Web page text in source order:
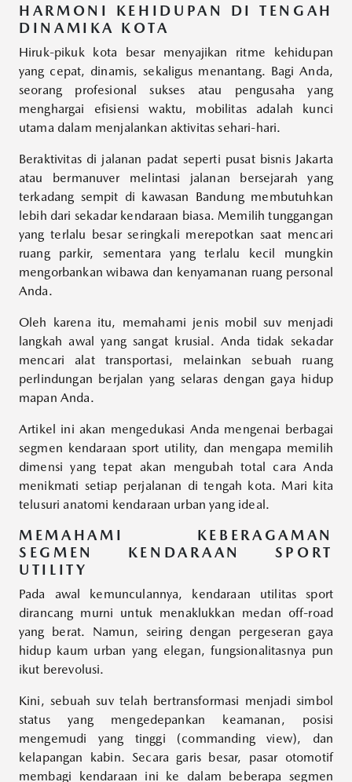
HARMONI KEHIDUPAN DI TENGAH
DINAMIKA KOTA
Hiruk-pikuk kota besar menyajikan ritme kehidupan
yang cepat, dinamis, sekaligus menantang. Bagi Anda,
seorang profesional sukses atau pengusaha yang
menghargai efisiensi waktu, mobilitas adalah kunci
utama dalam menjalankan aktivitas sehari-hari.
Beraktivitas di jalanan padat seperti pusat bisnis Jakarta
atau bermanuver melintasi jalanan bersejarah yang
terkadang sempit di kawasan Bandung membutuhkan
lebih dari sekadar kendaraan biasa. Memilih tunggangan
yang terlalu besar seringkali merepotkan saat mencari
ruang parkir, sementara yang terlalu kecil mungkin
mengorbankan wibawa dan kenyamanan ruang personal
Anda.
Oleh karena itu, memahami jenis mobil suvmenjadi
langkah awal yang sangat krusial. Anda tidak sekadar
mencari alat transportasi, melainkan sebuah ruang
perlindungan berjalan yang selaras dengan gaya hidup
mapan Anda.
Artikel ini akan mengedukasi Anda mengenai berbagai
segmen kendaraan sport utility, dan mengapa memilih
dimensi yang tepat akan mengubah total cara Anda
menikmati setiap perjalanan di tengah kota. Mari kita
telusuri anatomi kendaraan urban yang ideal.
MEMAHAMI KEBERAGAMAN
SEGMEN KENDARAAN SPORT
UTILITY
Pada awal kemunculannya, kendaraan utilitas sport
dirancang murni untuk menaklukkan medan off-road
yang berat. Namun, seiring dengan pergeseran gaya
hidup kaum urban yang elegan, fungsionalitasnya pun
ikut berevolusi.
Kini, sebuah suv telah bertransformasi menjadi simbol
status yang mengedepankan keamanan, posisi
mengemudi yang tinggi (commanding view), dan
kelapangan kabin. Secara garis besar, pasar otomotif
membagi kendaraan ini ke dalam beberapa segmen